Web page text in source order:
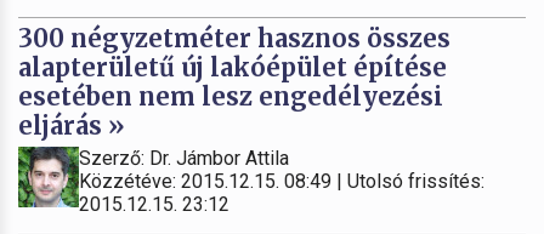
300 négyzetméter hasznos összes
alapterületű új lakóépület építése
esetében nem lesz engedélyezési
eljárás »
Szerző: Dr. Jámbor Attila
Közzétéve: 2015.12.15. 08:49 | Utolsó frissítés:
2015.12.15. 23:12